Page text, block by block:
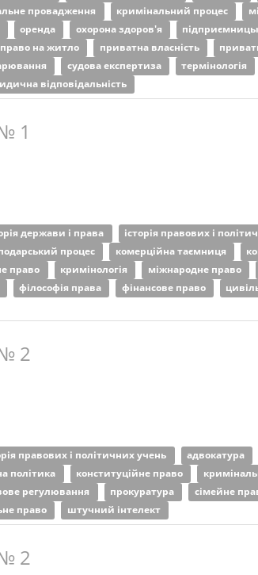
провадження кримінальний процес
оренда охорона здоров'я
право на житло приватна власність
судова експертиза термінологія
відповідальність
1
держави і права історія правових і
процес комерційна таємниця
право кримінологія міжнародне право
філософія права фінансове право
2
правових і політичних учень адвокатура
політика конституційне право
регулювання прокуратура сімейне
право штучний інтелект
2